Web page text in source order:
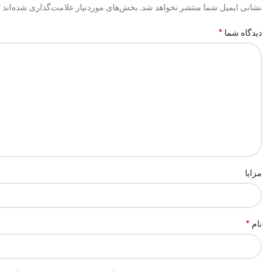
نشانی ایمیل شما منتشر نخواهد شد. بخش‌های موردنیاز علامت‌گذاری شده‌اند
دیدگاه شما *
مزایا
نام *